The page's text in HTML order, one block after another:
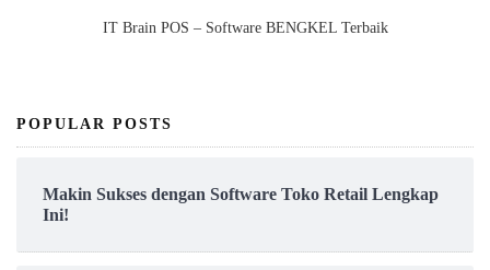
IT Brain POS – Software BENGKEL Terbaik
POPULAR POSTS
Makin Sukses dengan Software Toko Retail Lengkap
Ini!